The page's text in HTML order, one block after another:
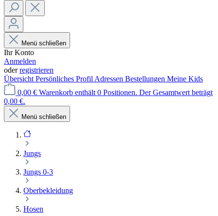
Menü schließen
Ihr Konto
Anmelden
oderregistrieren
Übersicht Persönliches Profil Adressen Bestellungen Meine Kids
0,00 € Warenkorb enthält 0 Positionen. Der Gesamtwert beträgt
0,00 €.
Menü schließen
Jungs
Jungs 0-3
Oberbekleidung
Hosen